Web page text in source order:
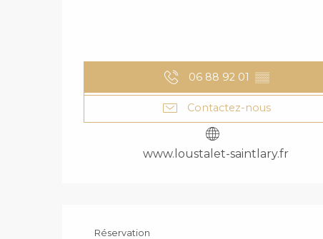
06 88 92 01 ▒▒
Contactez-nous
www.loustalet-saintlary.fr
Réservation